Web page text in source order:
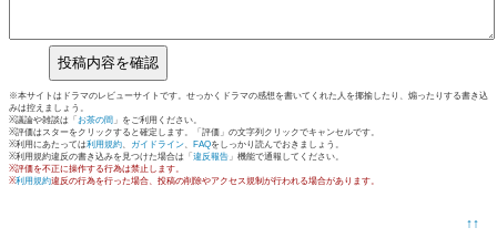
※本サイトはドラマのレビューサイトです。せっかくドラマの感想を書いてくれた人を揶揄したり、煽ったりする書き込
みは控えましょう。
※議論や雑談は「 お茶の間 」をご利用ください。
※評価はスターをクリックすると確定します。「評価」の文字列クリックでキャンセルです。
※利用にあたっては利用規約、 ガイドライン、 FAQをしっかり読んでおきましょう。
※利用規約違反の書き込みを見つけた場合は「 違反報告 」機能で通報してください。
※評価を不正に操作する行為は禁止します。
※利用規約違反の行為を行った場合、投稿の削除やアクセス規制が行われる場合があります。
↑↑